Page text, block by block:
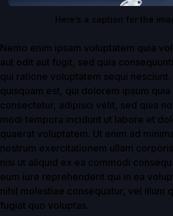
Here’s a caption for the
Nemo enim ipsam voluptatem quia
aut odit aut fugit, sed quia
qui ratione voluptatem sequi
quisquam est, qui dolorem ipsum
consectetur, adipisci velit, sed quia
modi tempora incidunt ut labore et
quaerat voluptatem. Ut enim ad
nostrum exercitationem ullam
nisi ut aliquid ex ea commodi
eum iure reprehenderit qui in ea
nihil molestiae consequatur, vel illum
fugiat quo voluptas.